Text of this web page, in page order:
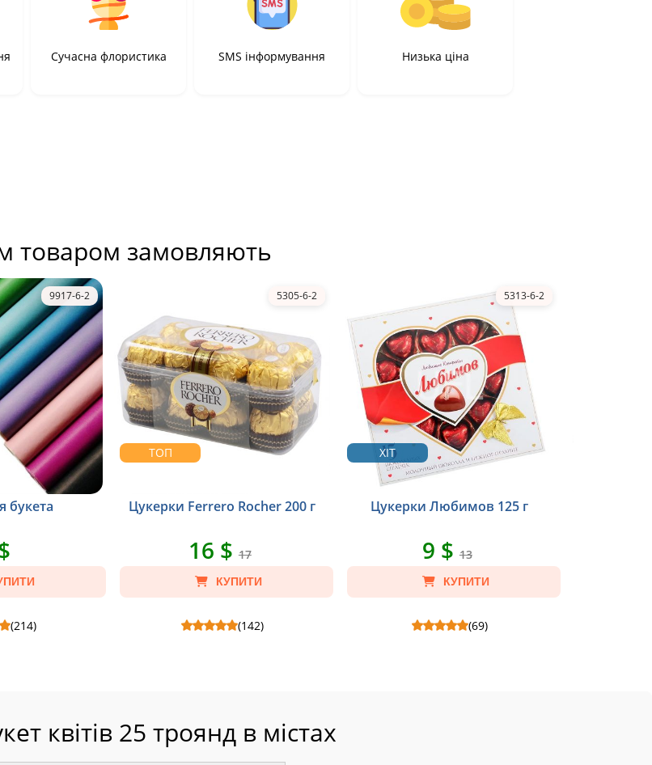
Сучасна флористика SMS інформування Низька ціна
товаром замовляють
букета
9917-6-2
(214)
ТОП
Цукерки Ferrero Rocher 200 г
5305-6-2
16 $ 17
КУПИТИ
(142)
ХІТ
Цукерки Любимов 125 г
5313-6-2
9 $ 13
КУПИТИ
(69)
квітів 25 троянд в містах